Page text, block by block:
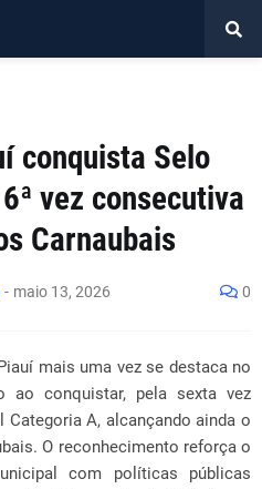
conquista Selo
vez consecutiva
Carnaubais
- maio 13, 2026 0
mais uma vez se destaca no
ao conquistar, pela sexta vez
A, alcançando ainda o
O reconhecimento reforça o
com políticas públicas